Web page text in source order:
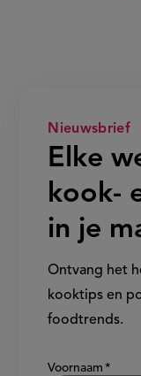
Nieuwsbrief
Elke
kook-
in je
Ontvang het
kooktips en
foodtrends.
Show/
Voornaam